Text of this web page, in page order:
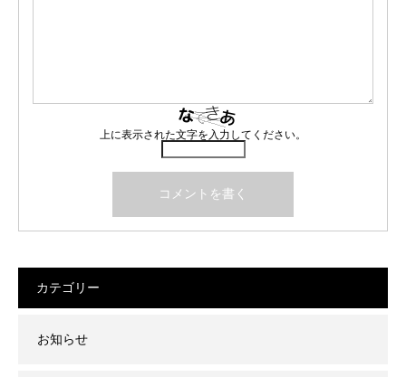
上に表示された文字を入力してください。
カテゴリー
お知らせ